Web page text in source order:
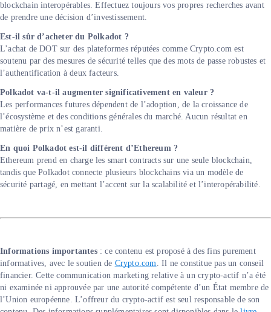
blockchain interopérables. Effectuez toujours vos propres recherches avant
de prendre une décision d’investissement.
Est-il sûr d’acheter du Polkadot ?
L’achat de DOT sur des plateformes réputées comme Crypto.com est
soutenu par des mesures de sécurité telles que des mots de passe robustes et
l’authentification à deux facteurs.
Polkadot va-t-il augmenter significativement en valeur ?
Les performances futures dépendent de l’adoption, de la croissance de
l’écosystème et des conditions générales du marché. Aucun résultat en
matière de prix n’est garanti.
En quoi Polkadot est-il différent d’Ethereum ?
Ethereum prend en charge les smart contracts sur une seule blockchain,
tandis que Polkadot connecte plusieurs blockchains via un modèle de
sécurité partagé, en mettant l’accent sur la scalabilité et l’interopérabilité.
Informations importantes: ce contenu est proposé à des fins purement
informatives, avec le soutien de Crypto.com. Il ne constitue pas un conseil
financier. Cette communication marketing relative à un crypto-actif n’a été
ni examinée ni approuvée par une autorité compétente d’un État membre de
l’Union européenne. L’offreur du crypto-actif est seul responsable de son